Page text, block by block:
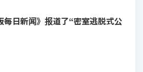
每日新闻》报道了“密室逃脱式公